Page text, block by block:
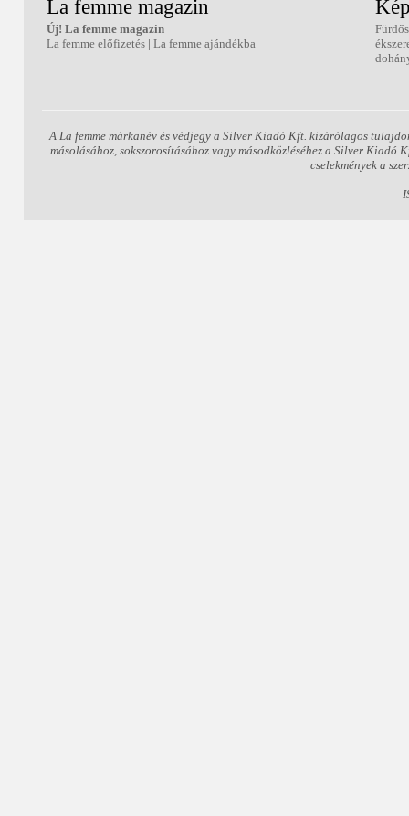
La femme magazin
Új! La femme magazin
La femme előfizetés | La femme ajándékba
A La femme márkanév és védjegy a Silver Kiadó Kft. kizárólagos
másolásához, sokszorosításához vagy másodközléséhez a Silver
cselekmények a